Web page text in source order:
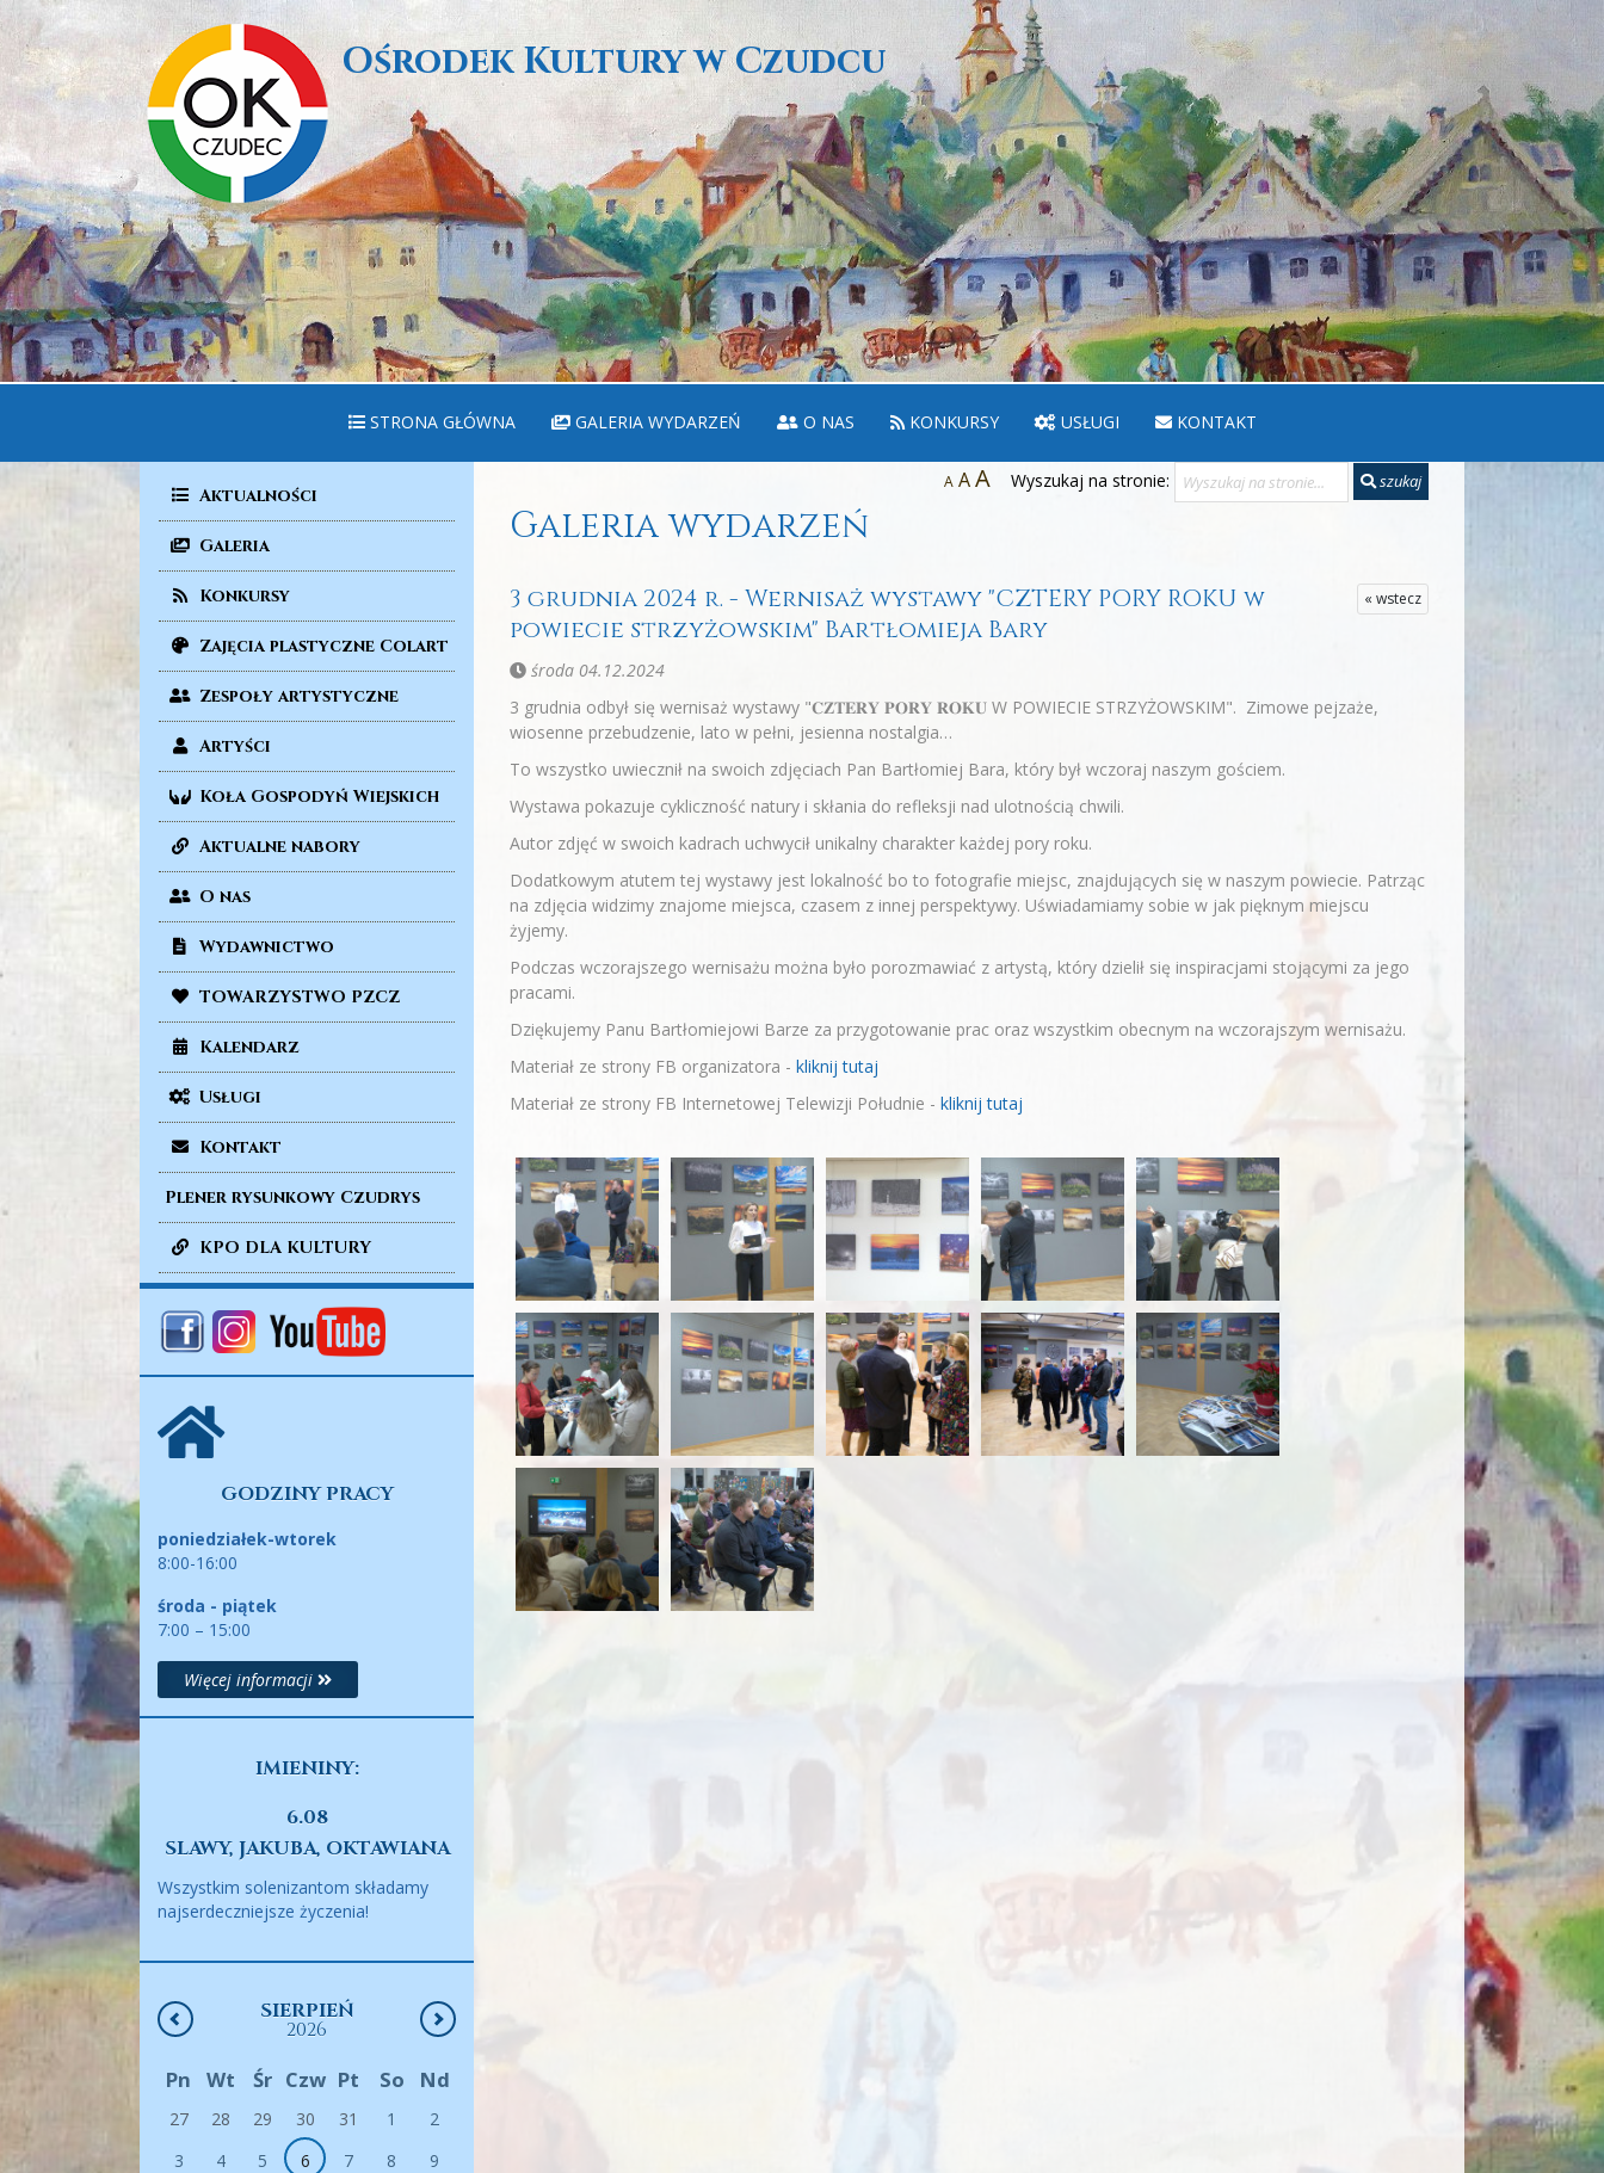
Ośrodek Kultury w Czudcu
STRONA GŁÓWNA GALERIA WYDARZEŃ O NAS KONKURSY USŁUGI KONTAKT
Aktualności
Galeria
Konkursy
Zajęcia plastyczne Colart
Zespoły artystyczne
Artyści
Koła Gospodyń Wiejskich
Aktualne nabory
O nas
Wydawnictwo
TOWARZYSTWO PZCZ
Kalendarz
Usługi
Kontakt
Plener rysunkowy Czudrys
KPO DLA KULTURY
GODZINY PRACY
poniedziałek-wtorek
8:00-16:00
środa - piątek
7:00 – 15:00
Więcej informacji
IMIENINY:
6.08
SLAWY, JAKUBA, OKTAWIANA
Wszystkim solenizantom składamy
najserdeczniejsze życzenia!
SIERPIEŃ
2026
Pn Wt Śr Czw Pt So Nd
27 28 29 30 31 1
2
3
4 5 6 7 8
9
A AA Wyszukaj na stronie: szukaj
Galeria wydarzeń
« wstecz
3 grudnia 2024 r. - Wernisaż wystawy "CZTERY PORY ROKU w
powiecie strzyżowskim" Bartłomieja Bary
środa 04.12.2024
3 grudnia odbył się wernisaż wystawy "𝐂𝐙𝐓𝐄𝐑𝐘 𝐏𝐎𝐑𝐘 𝐑𝐎𝐊𝐔 W POWIECIE STRZYŻOWSKIM". Zimowe pejzaże,
wiosenne przebudzenie, lato w pełni, jesienna nostalgia…
To wszystko uwiecznił na swoich zdjęciach Pan Bartłomiej Bara, który był wczoraj naszym gościem.
Wystawa pokazuje cykliczność natury i skłania do refleksji nad ulotnością chwili.
Autor zdjęć w swoich kadrach uchwycił unikalny charakter każdej pory roku.
Dodatkowym atutem tej wystawy jest lokalność bo to fotografie miejsc, znajdujących się w naszym powiecie. Patrząc
na zdjęcia widzimy znajome miejsca, czasem z innej perspektywy. Uświadamiamy sobie w jak pięknym miejscu
żyjemy.
Podczas wczorajszego wernisażu można było porozmawiać z artystą, który dzielił się inspiracjami stojącymi za jego
pracami.
Dziękujemy Panu Bartłomiejowi Barze za przygotowanie prac oraz wszystkim obecnym na wczorajszym wernisażu.
Materiał ze strony FB organizatora - kliknij tutaj
Materiał ze strony FB Internetowej Telewizji Południe - kliknij tutaj